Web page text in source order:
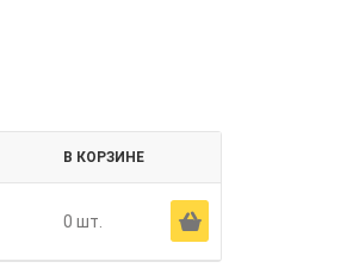
В КОРЗИНЕ
0 шт. Ä